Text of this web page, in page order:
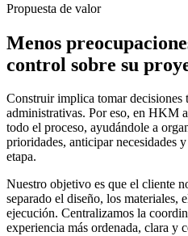
Propuesta de valor
Menos
control sobre su
Construir implica tomar decisiones
administrativas. Por eso, en HKM
todo el proceso, ayudándole a
prioridades, anticipar necesidades
etapa.
Nuestro objetivo es que el cliente
separado el diseño, los materiales,
ejecución. Centralizamos la
experiencia más ordenada, clara y